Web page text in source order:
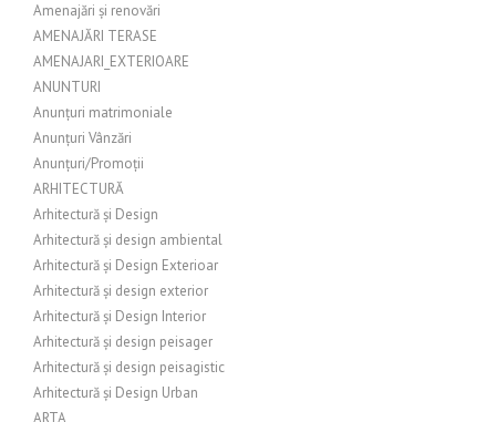
Amenajări și renovări
AMENAJĂRI TERASE
AMENAJARI_EXTERIOARE
ANUNTURI
Anunțuri matrimoniale
Anunțuri Vânzări
Anunțuri/Promoții
ARHITECTURĂ
Arhitectură și Design
Arhitectură și design ambiental
Arhitectură și Design Exterioar
Arhitectură și design exterior
Arhitectură și Design Interior
Arhitectură și design peisager
Arhitectură și design peisagistic
Arhitectură și Design Urban
ARTA